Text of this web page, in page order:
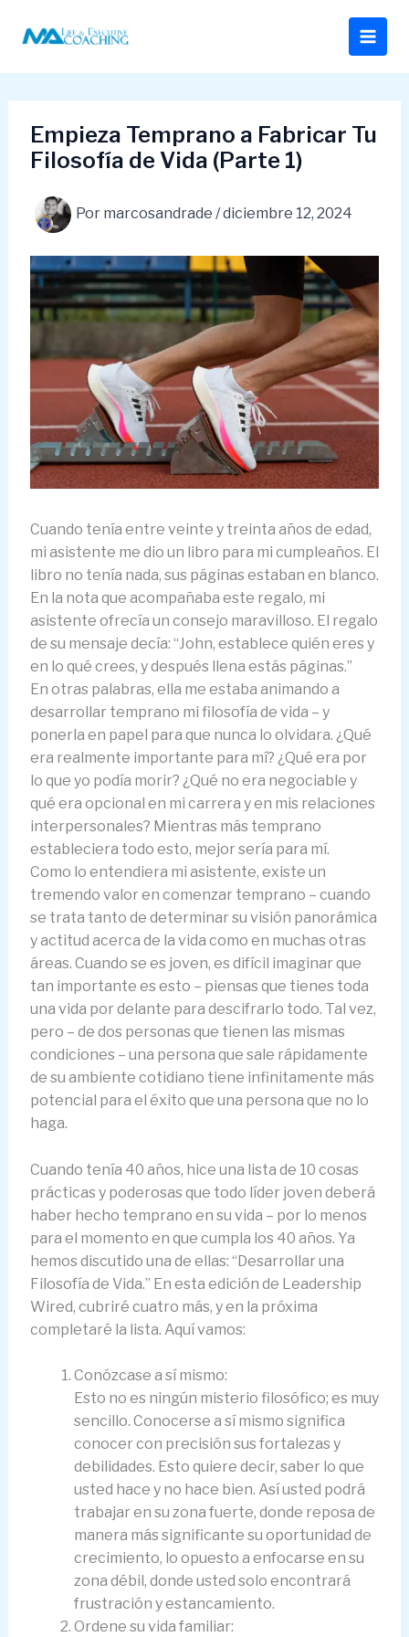
Empieza Temprano a Fabricar Tu
Filosofía de Vida (Parte 1)
Por marcosandrade /diciembre 12, 2024
Cuando tenía entre veinte y treinta años de edad,
mi asistente me dio un libro para mi cumpleaños. El
libro no tenía nada, sus páginas estaban en blanco.
En la nota que acompañaba este regalo, mi
asistente ofrecía un consejo maravilloso. El regalo
de su mensaje decía: “John, establece quién eres y
en lo qué crees, y después llena estás páginas.”
En otras palabras, ella me estaba animando a
desarrollar temprano mi filosofía de vida – y
ponerla en papel para que nunca lo olvidara. ¿Qué
era realmente importante para mí? ¿Qué era por
lo que yo podía morir? ¿Qué no era negociable y
qué era opcional en mi carrera y en mis relaciones
interpersonales? Mientras más temprano
estableciera todo esto, mejor sería para mí.
Como lo entendiera mi asistente, existe un
tremendo valor en comenzar temprano – cuando
se trata tanto de determinar su visión panorámica
y actitud acerca de la vida como en muchas otras
áreas. Cuando se es joven, es difícil imaginar que
tan importante es esto – piensas que tienes toda
una vida por delante para descifrarlo todo. Tal vez,
pero – de dos personas que tienen las mismas
condiciones – una persona que sale rápidamente
de su ambiente cotidiano tiene infinitamente más
potencial para el éxito que una persona que no lo
haga.
Cuando tenía 40 años, hice una lista de 10 cosas
prácticas y poderosas que todo líder joven deberá
haber hecho temprano en su vida – por lo menos
para el momento en que cumpla los 40 años. Ya
hemos discutido una de ellas: “Desarrollar una
Filosofía de Vida.” En esta edición de Leadership
Wired, cubriré cuatro más, y en la próxima
completaré la lista. Aquí vamos:
Conózcase a sí mismo:
Esto no es ningún misterio filosófico; es muy
sencillo. Conocerse a sí mismo significa
conocer con precisión sus fortalezas y
debilidades. Esto quiere decir, saber lo que
usted hace y no hace bien. Así usted podrá
trabajar en su zona fuerte, donde reposa de
manera más significante su oportunidad de
crecimiento, lo opuesto a enfocarse en su
zona débil, donde usted solo encontrará
frustración y estancamiento.
Ordene su vida familiar: